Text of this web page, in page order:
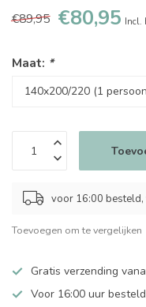
€89,95 €80,95 Incl.
Maat: *
voor 16:00 besteld,
Toevoegen om te vergelijken
Gratis verzending
Voor 16:00 uur